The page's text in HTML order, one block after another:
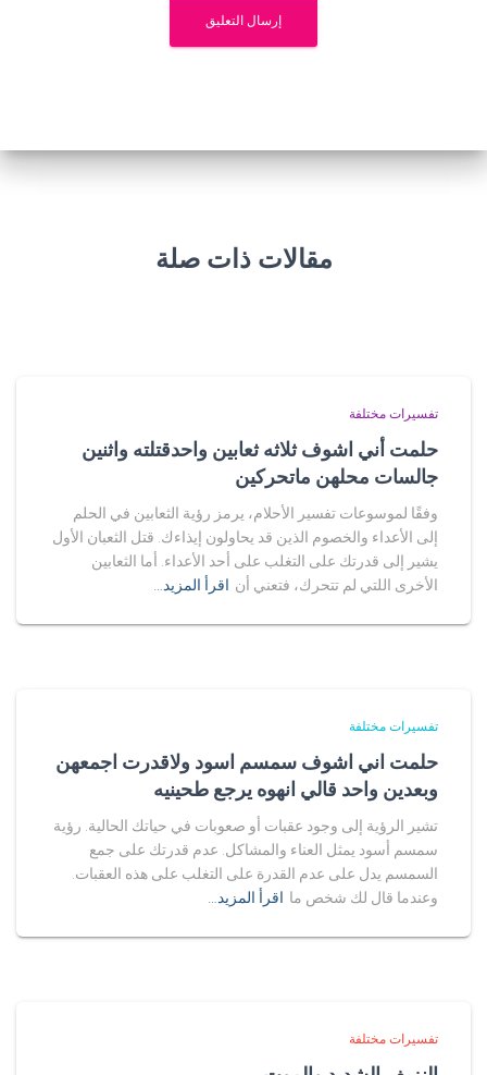
مقالات ذات صلة
تفسيرات مختلفة
حلمت أني اشوف ثلاثه ثعابين واحدقتلته واثنين
جالسات محلهن ماتحركين
وفقًا لموسوعات تفسير الأحلام، يرمز رؤية الثعابين في الحلم
إلى الأعداء والخصوم الذين قد يحاولون إيذاءك. قتل الثعبان الأول
يشير إلى قدرتك على التغلب على أحد الأعداء. أما الثعابين
الأخرى اللتي لم تتحرك، فتعني أن اقرأ المزيد…
تفسيرات مختلفة
حلمت اني اشوف سمسم اسود ولاقدرت اجمعهن
وبعدين واحد قالي انهوه يرجع طحينيه
تشير الرؤية إلى وجود عقبات أو صعوبات في حياتك الحالية. رؤية
سمسم أسود يمثل العناء والمشاكل. عدم قدرتك على جمع
السمسم يدل على عدم القدرة على التغلب على هذه العقبات.
وعندما قال لك شخص ما اقرأ المزيد…
تفسيرات مختلفة